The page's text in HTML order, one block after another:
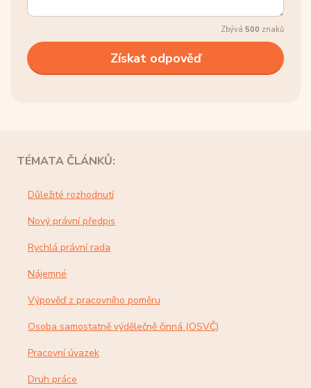
Zbývá 500 znaků
TÉMATA ČLÁNKŮ:
Důležité rozhodnutí
Nový právní předpis
Rychlá právní rada
Nájemné
Výpověď z pracovního poměru
Osoba samostatně výdělečně činná (OSVČ)
Pracovní úvazek
Druh práce